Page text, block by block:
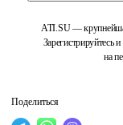
ATI.SU —
Зарегистрируйтесь
на
Поделиться